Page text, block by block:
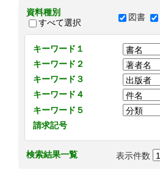
資料種別
すべて選択
図書
キーワード１
キーワード２
キーワード３
キーワード４
キーワード５
請求記号
検索結果一覧 表示件数